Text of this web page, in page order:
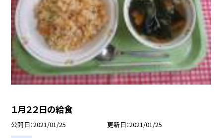
１月２２日の給食
公開日 2021/01/25 更新日 2021/01/25